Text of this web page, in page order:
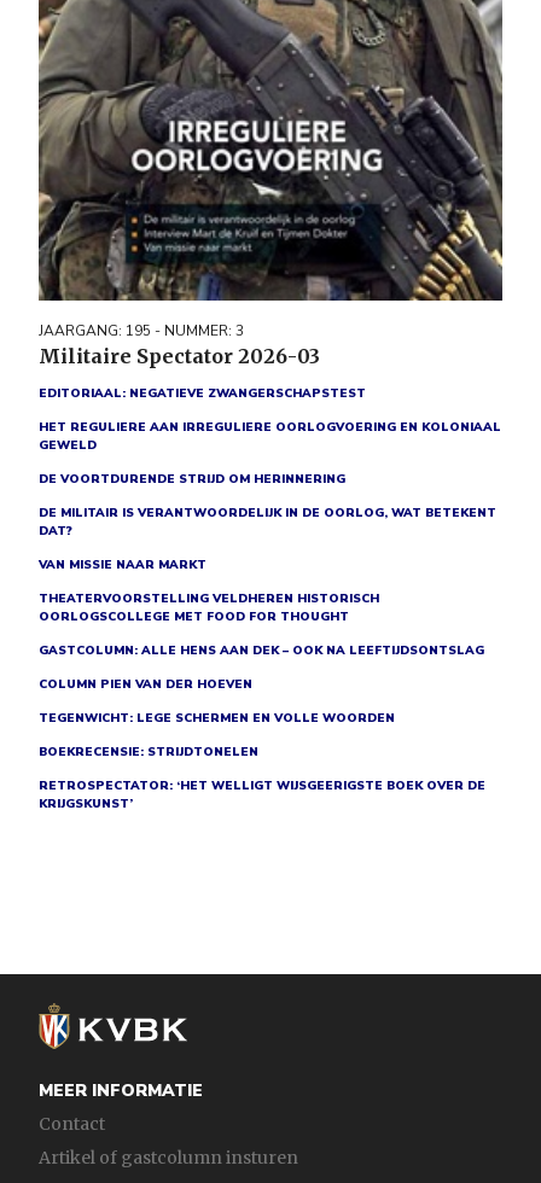
JAARGANG: 195 - NUMMER: 3
Militaire Spectator 2026-03
EDITORIAAL: NEGATIEVE ZWANGERSCHAPSTEST
HET REGULIERE AAN IRREGULIERE OORLOGVOERING EN KOLONIAAL
GEWELD
DE VOORTDURENDE STRIJD OM HERINNERING
DE MILITAIR IS VERANTWOORDELIJK IN DE OORLOG, WAT BETEKENT
DAT?
VAN MISSIE NAAR MARKT
THEATERVOORSTELLING VELDHEREN HISTORISCH
OORLOGSCOLLEGE MET FOOD FOR THOUGHT
GASTCOLUMN: ALLE HENS AAN DEK – OOK NA LEEFTIJDSONTSLAG
COLUMN PIEN VAN DER HOEVEN
TEGENWICHT: LEGE SCHERMEN EN VOLLE WOORDEN
BOEKRECENSIE: STRIJDTONELEN
RETROSPECTATOR: ‘HET WELLIGT WIJSGEERIGSTE BOEK OVER DE
KRIJGSKUNST’
MEER INFORMATIE
Contact
Artikel of gastcolumn insturen